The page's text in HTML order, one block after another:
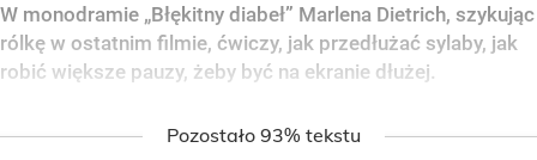
W monodramie „Błękitny diabeł” Marlena Dietrich, szykując
rólkę w ostatnim filmie, ćwiczy, jak przedłużać sylaby, jak
robić większe pauzy, żeby być na ekranie dłużej.
Pozostało 93% tekstu